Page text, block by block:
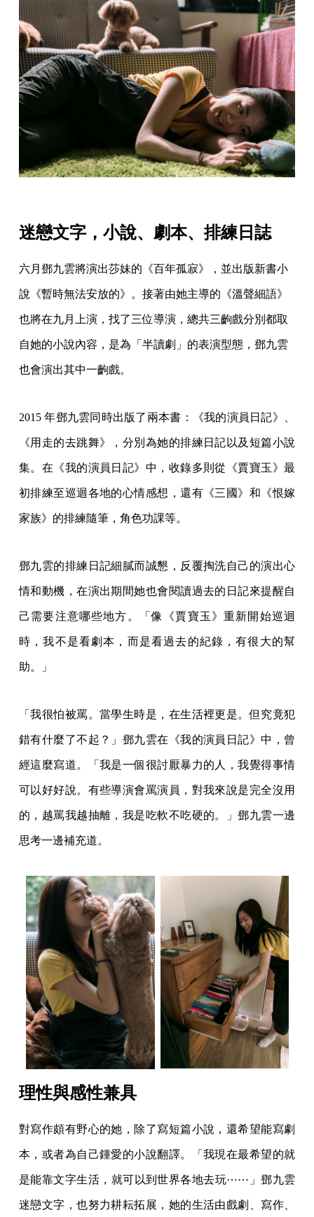
迷戀文字，小說、劇本、排練日誌
六月鄧九雲將演出莎妹的《百年孤寂》，並出版新書小
說《暫時無法安放的》。接著由她主導的《溫聲細語》
也將在九月上演，找了三位導演，總共三齣戲分別都取
自她的小說內容，是為「半讀劇」的表演型態，鄧九雲
也會演出其中一齣戲。
2015 年鄧九雲同時出版了兩本書：《我的演員日記》、
《用走的去跳舞》，分別為她的排練日記以及短篇小說
集。在《我的演員日記》中，收錄多則從《賈寶玉》最
初排練至巡迴各地的心情感想，還有《三國》和《恨嫁
家族》的排練隨筆，角色功課等。
鄧九雲的排練日記細膩而誠懇，反覆掏洗自己的演出心
情和動機，在演出期間她也會閱讀過去的日記來提醒自
己需要注意哪些地方。「像《賈寶玉》重新開始巡迴
時，我不是看劇本，而是看過去的紀錄，有很大的幫
助。」
「我很怕被罵。當學生時是，在生活裡更是。但究竟犯
錯有什麼了不起？」鄧九雲在《我的演員日記》中，曾
經這麼寫道。「我是一個很討厭暴力的人，我覺得事情
可以好好說。有些導演會罵演員，對我來說是完全沒用
的，越罵我越抽離，我是吃軟不吃硬的。」鄧九雲一邊
思考一邊補充道。
理性與感性兼具
對寫作頗有野心的她，除了寫短篇小說，還希望能寫劇
本，或者為自己鍾愛的小說翻譯。「我現在最希望的就
是能靠文字生活，就可以到世界各地去玩⋯⋯」鄧九雲
迷戀文字，也努力耕耘拓展，她的生活由戲劇、寫作、